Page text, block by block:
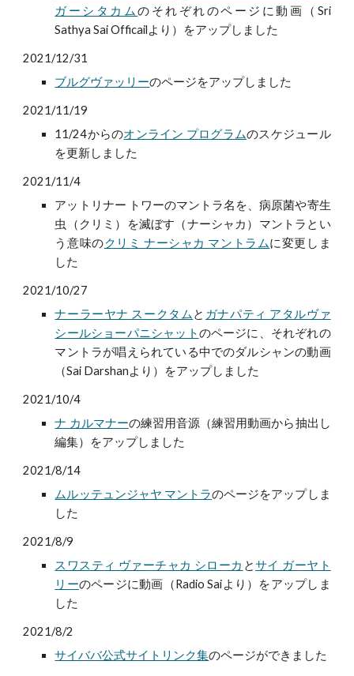
ガーシタカムのそれぞれのページに動画（Sri
Sathya Sai Officailより）をアップしました
2021/12/31
ブルグヴァッリーのページをアップしました
2021/11/19
11/24からのオンライン プログラムのスケジュール
を更新しました
2021/11/4
アットリナー トワーのマントラ名を、病原菌や寄生
虫（クリミ）を滅ぼす（ナーシャカ）マントラとい
う意味のクリミ ナーシャカ マントラムに変更しま
した
2021/10/27
ナーラーヤナ スークタム と ガナパティ アタルヴァ
シールショーパニシャットのページに、それぞれの
マントラが唱えられている中でのダルシャンの動画
（Sai Darshanより）をアップしました
2021/10/4
ナ カルマナーの練習用音源 （練習用動画から抽出し
編集）をアップしました
2021/8/14
ムルッテュンジャヤ マントラのページをアップしま
した
2021/8/9
スワスティ ヴァーチャカ シローカ とサイ ガーヤト
リーのページに動画（Radio Saiより）をアップしま
した
2021/8/2
サイババ公式サイトリンク集のページができました